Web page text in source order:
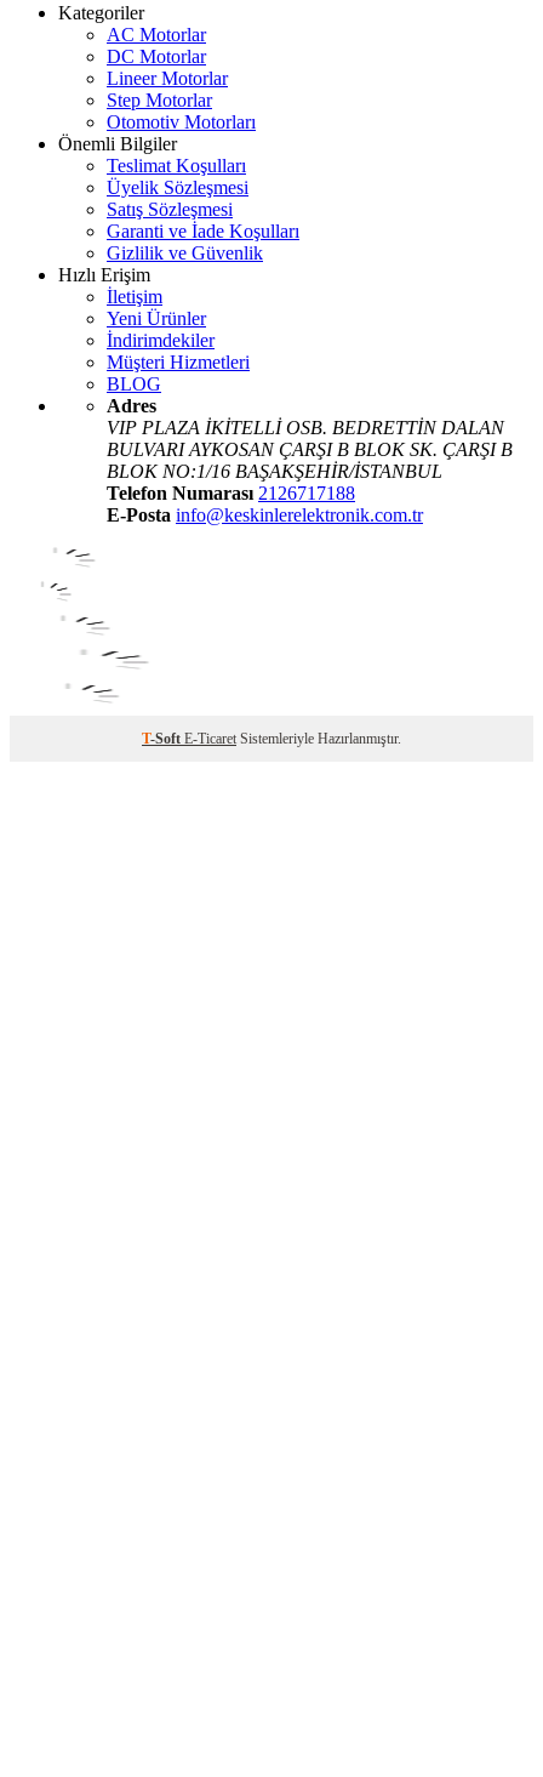
Kategoriler
AC Motorlar
DC Motorlar
Lineer Motorlar
Step Motorlar
Otomotiv Motorları
Önemli Bilgiler
Teslimat Koşulları
Üyelik Sözleşmesi
Satış Sözleşmesi
Garanti ve İade Koşulları
Gizlilik ve Güvenlik
Hızlı Erişim
İletişim
Yeni Ürünler
İndirimdekiler
Müşteri Hizmetleri
BLOG
Adres
VIP PLAZA İKİTELLİ OSB. BEDRETTİN DALAN
BULVARI AYKOSAN ÇARŞI B BLOK SK. ÇARŞI B
BLOK NO:1/16 BAŞAKŞEHİR/İSTANBUL
Telefon Numarası 2126717188
E-Posta info@keskinlerelektronik.com.tr
T-Soft E-Ticaret Sistemleriyle Hazırlanmıştır.